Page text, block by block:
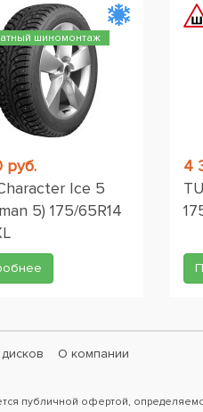
шиномонтаж
руб.
Ice 5
5) 175/65R14
4
О компании
публичной офертой,